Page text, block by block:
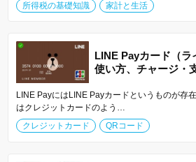
所得税の基礎知識
家計と生活
LINE Payカード（ラ
使い方、チャージ・
LINE PayにはLINE Payカードというものが存
はクレジットカードのよう…
クレジットカード
QRコード